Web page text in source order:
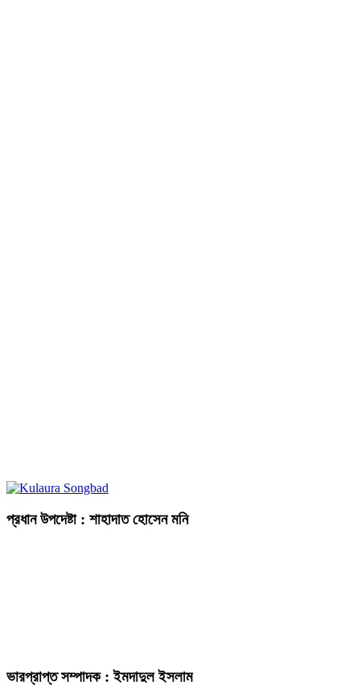
প্রধান উপদেষ্টা : শাহাদাত হোসেন মনি
ভারপ্রাপ্ত সম্পাদক : ইমদাদুল ইসলাম